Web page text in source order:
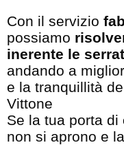
Con il servizio
possiamo
inerente le
andando a
e la tranquillità
Vittone
Se la tua porta
non si aprono e